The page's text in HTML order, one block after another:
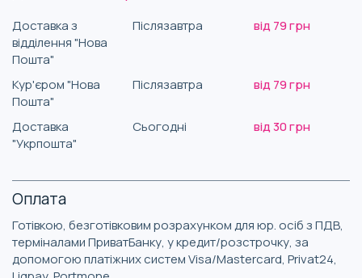
Доставка з
відділення "Нова
Пошта"
Післязавтра від 79 грн
Кур'єром "Нова
Пошта"
Післязавтра від 79 грн
Доставка
"Укрпошта"
Сьогодні від 30 грн
Оплата
Готівкою, безготівковим розрахунком для юр. осіб з ПДВ,
терміналами ПриватБанку, у кредит/розстрочку, за
допомогою платіжних систем Visa/Mastercard, Privat24,